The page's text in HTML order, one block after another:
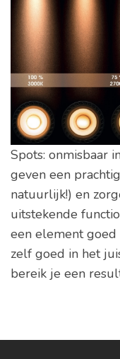
Spots: onmisbaar
geven een
natuurlijk!) en
uitstekende
een element
zelf goed in het
bereik je een